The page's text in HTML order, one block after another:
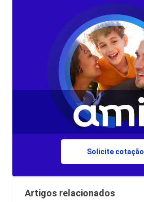
Solicite cotação
Artigos relacionados